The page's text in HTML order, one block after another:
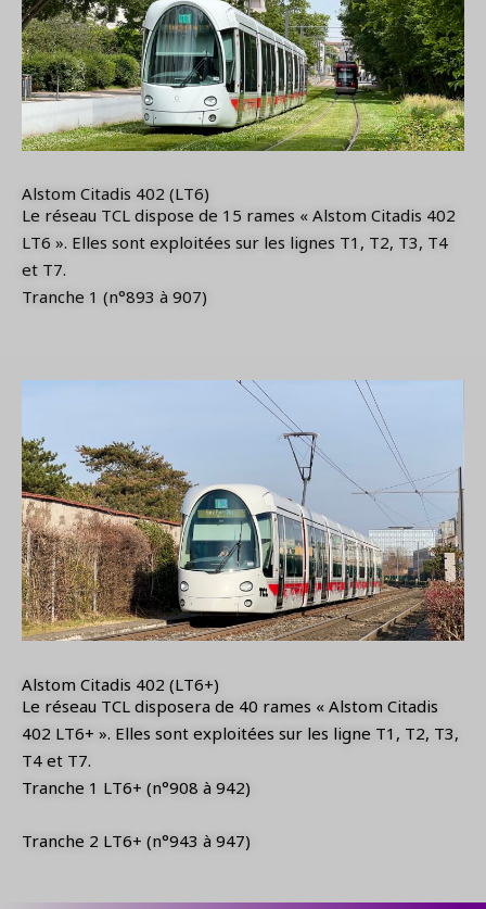
Alstom Citadis 402 (LT6)
Le réseau TCL dispose de 15 rames « Alstom Citadis 402
LT6 ». Elles sont exploitées sur les lignes T1, T2, T3, T4
et T7.
Tranche 1 (n°893 à 907)
Alstom Citadis 402 (LT6+)
Le réseau TCL disposera de 40 rames « Alstom Citadis
402 LT6+ ». Elles sont exploitées sur les ligne T1, T2, T3,
T4 et T7.
Tranche 1 LT6+ (n°908 à 942)
Tranche 2 LT6+ (n°943 à 947)